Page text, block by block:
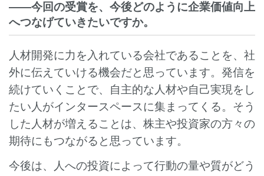
――今回の受賞を、今後どのように企業価値向上
へつなげていきたいですか。
人材開発に力を入れている会社であることを、社
外に伝えていける機会だと思っています。発信を
続けていくことで、自主的な人材や自己実現をし
たい人がインタースペースに集まってくる。そう
した人材が増えることは、株主や投資家の方々の
期待にもつながると思っています。
今後は、人への投資によって行動の量や質がどう